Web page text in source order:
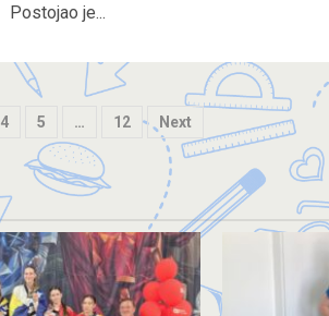
Postojao je...
4 5 … 12 Next